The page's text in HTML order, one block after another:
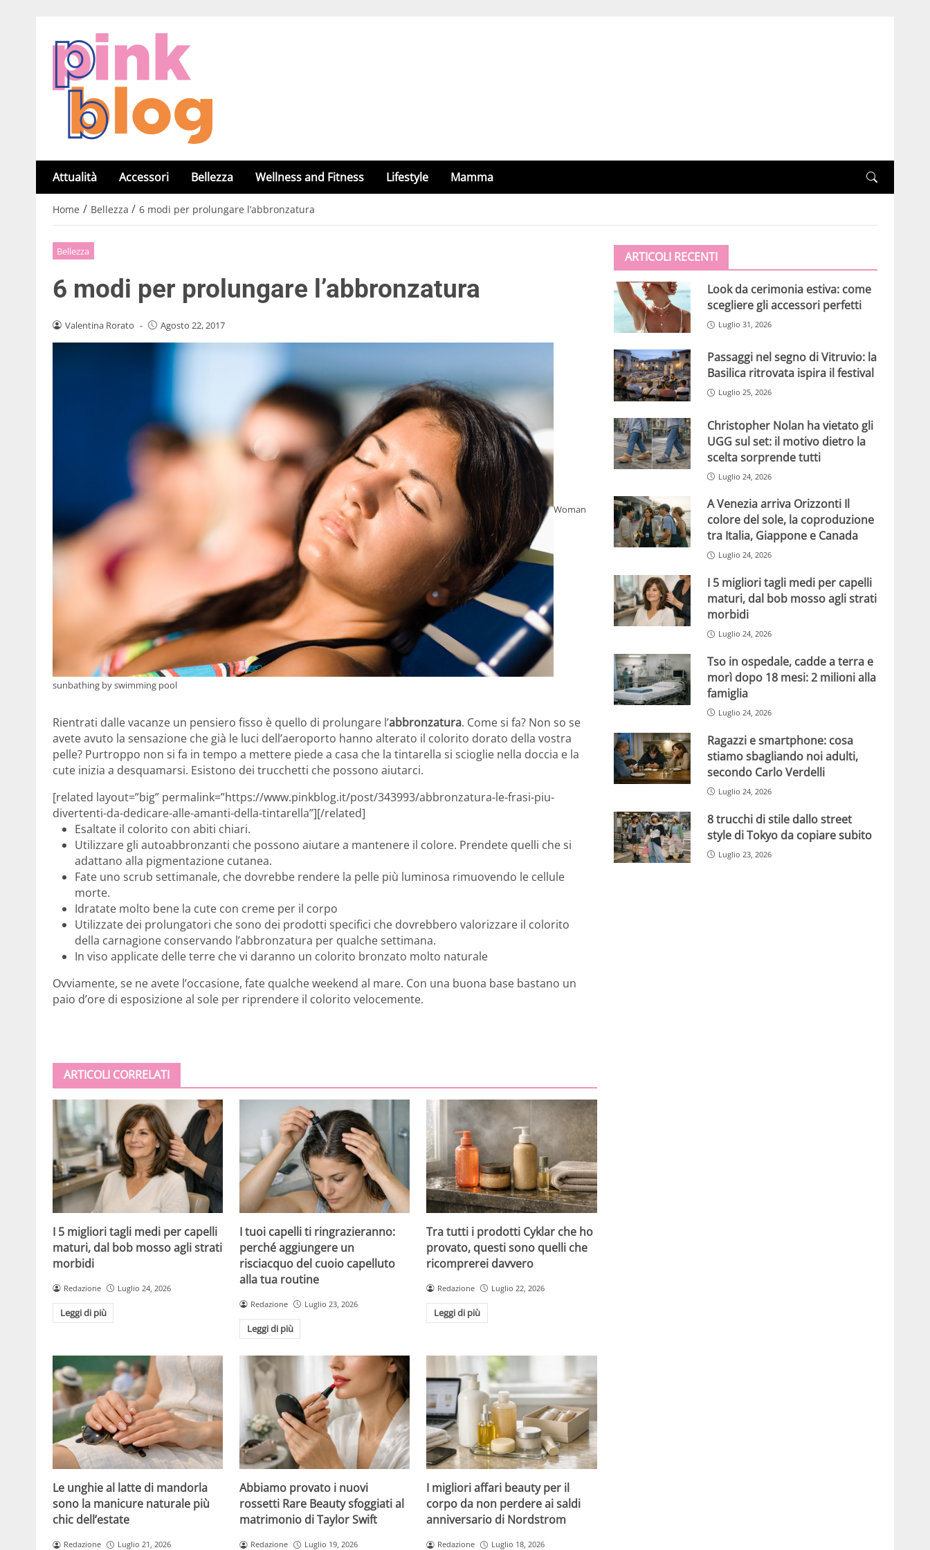
Attualità Accessori Bellezza Wellness and Fitness Lifestyle Mamma
Home / Bellezza / 6 modi per prolungare l’abbronzatura
Bellezza
6 modi per prolungare l’abbronzatura
Valentina Rorato - Agosto 22, 2017
Woman
sunbathing by swimming pool
Rientrati dalle vacanze un pensiero fisso è quello di prolungare l’abbronzatura. Come si fa? Non so se
avete avuto la sensazione che già le luci dell’aeroporto hanno alterato il colorito dorato della vostra
pelle? Purtroppo non si fa in tempo a mettere piede a casa che la tintarella si scioglie nella doccia e la
cute inizia a desquamarsi. Esistono dei trucchetti che possono aiutarci.
[related layout=”big” permalink=”https://www.pinkblog.it/post/343993/abbronzatura-le-frasi-piu-
divertenti-da-dedicare-alle-amanti-della-tintarella”][/related]
Esaltate il colorito con abiti chiari.
Utilizzare gli autoabbronzanti che possono aiutare a mantenere il colore. Prendete quelli che si
adattano alla pigmentazione cutanea.
Fate uno scrub settimanale, che dovrebbe rendere la pelle più luminosa rimuovendo le cellule
morte.
Idratate molto bene la cute con creme per il corpo
Utilizzate dei prolungatori che sono dei prodotti specifici che dovrebbero valorizzare il colorito
della carnagione conservando l’abbronzatura per qualche settimana.
In viso applicate delle terre che vi daranno un colorito bronzato molto naturale
Ovviamente, se ne avete l’occasione, fate qualche weekend al mare. Con una buona base bastano un
paio d’ore di esposizione al sole per riprendere il colorito velocemente.
ARTICOLI CORRELATI
I 5 migliori tagli medi per capelli
maturi, dal bob mosso agli strati
morbidi
Redazione Luglio 24, 2026
Leggi di più
I tuoi capelli ti ringrazieranno:
perché aggiungere un
risciacquo del cuoio capelluto
alla tua routine
Redazione Luglio 23, 2026
Leggi di più
Tra tutti i prodotti Cyklar che ho
provato, questi sono quelli che
ricomprerei davvero
Redazione Luglio 22, 2026
Leggi di più
Le unghie al latte di mandorla
sono la manicure naturale più
chic dell’estate
Redazione Luglio 21, 2026
Abbiamo provato i nuovi
rossetti Rare Beauty sfoggiati al
matrimonio di Taylor Swift
Redazione Luglio 19, 2026
I migliori affari beauty per il
corpo da non perdere ai saldi
anniversario di Nordstrom
Redazione Luglio 18, 2026
ARTICOLI RECENTI
Look da cerimonia estiva: come
scegliere gli accessori perfetti
Luglio 31, 2026
Passaggi nel segno di Vitruvio: la
Basilica ritrovata ispira il festival
Luglio 25, 2026
Christopher Nolan ha vietato gli
UGG sul set: il motivo dietro la
scelta sorprende tutti
Luglio 24, 2026
A Venezia arriva Orizzonti Il
colore del sole, la coproduzione
tra Italia, Giappone e Canada
Luglio 24, 2026
I 5 migliori tagli medi per capelli
maturi, dal bob mosso agli strati
morbidi
Luglio 24, 2026
Tso in ospedale, cadde a terra e
morì dopo 18 mesi: 2 milioni alla
famiglia
Luglio 24, 2026
Ragazzi e smartphone: cosa
stiamo sbagliando noi adulti,
secondo Carlo Verdelli
Luglio 24, 2026
8 trucchi di stile dallo street
style di Tokyo da copiare subito
Luglio 23, 2026